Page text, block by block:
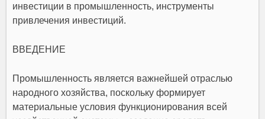
инвестиции в промышленность, инструменты
привлечения инвестиций.
ВВЕДЕНИЕ
Промышленность является важнейшей отраслью
народного хозяйства, поскольку формирует
материальные условия функционирования всей